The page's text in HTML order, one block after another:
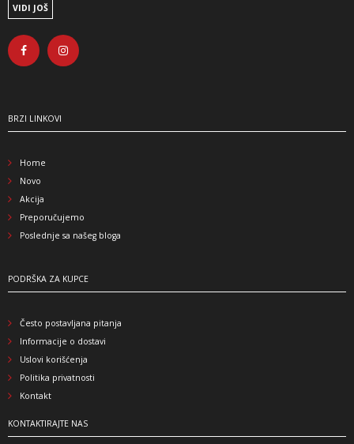
VIDI JOŠ
BRZI LINKOVI
Home
Novo
Akcija
Preporučujemo
Poslednje sa našeg bloga
PODRŠKA ZA KUPCE
Često postavljana pitanja
Informacije o dostavi
Uslovi korišćenja
Politika privatnosti
Kontakt
KONTAKTIRAJTE NAS